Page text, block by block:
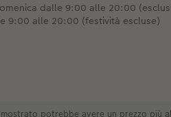
dalle 9:00 alle 20:00
9:00 alle 20:00 (festività escluse)
potrebbe avere un prezzo più